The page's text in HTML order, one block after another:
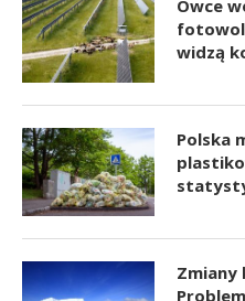
Owce
widzą
Polska
Zmiany